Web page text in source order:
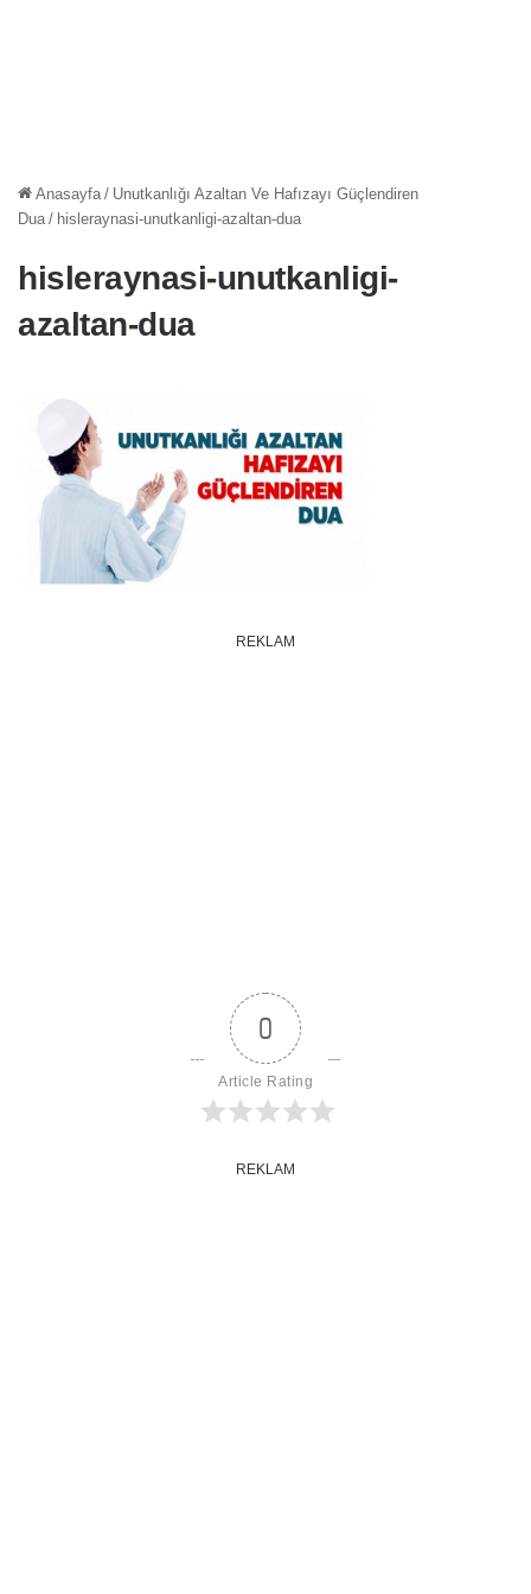
Anasayfa / Unutkanlığı Azaltan Ve Hafızayı Güçlendiren
Dua / hisleraynasi-unutkanligi-azaltan-dua
hisleraynasi-unutkanligi-
azaltan-dua
REKLAM
0
Article Rating
REKLAM